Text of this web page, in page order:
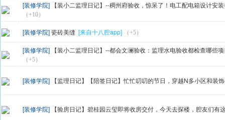
[装修学院] 【装小二监理日记】--稠州府验收，惊呆了！电工配电箱设计安
（+10）
[装修学院]瓷砖美缝 [来自十八腔app] （+5）
[装修学院] 【装小二监理日记】--都会文澜验收：监理水电验收都检查哪些
（+5）
[装修学院] 【监理日记】【陪签日记】忙忙叨叨的节日，穿越N多小区和装
[装修学院] 【验房日记】碧桂园云玺即将收房交付，今天去探楼，腔友们有